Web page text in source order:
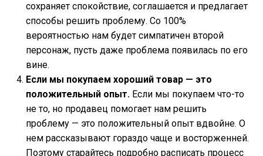
сохраняет спокойствие, соглашается и предлагает
способы решить проблему. Со 100%
вероятностью нам будет симпатичен второй
персонаж, пусть даже проблема появилась по его
вине.
Если мы покупаем хороший товар — это
положительный опыт. Если мы покупаем что-то
не то, но продавец помогает нам решить
проблему — это положительный опыт вдвойне. О
нем рассказывают гораздо чаще и восторженней.
Поэтому старайтесь подробно расписать процесс